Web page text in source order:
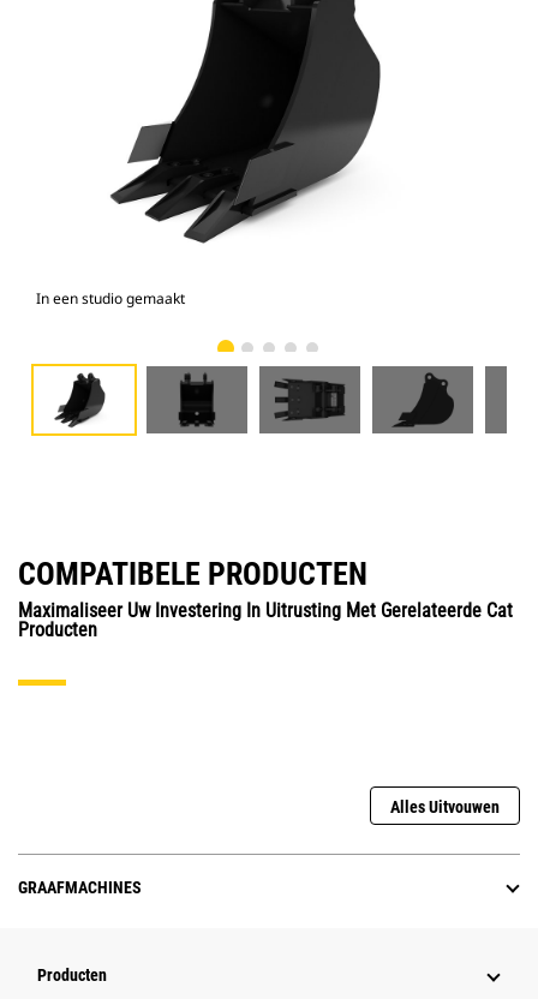
In een studio gemaakt
COMPATIBELE PRODUCTEN
Maximaliseer Uw Investering In Uitrusting Met Gerelateerde Cat
Producten
Alles Uitvouwen
GRAAFMACHINES
Producten